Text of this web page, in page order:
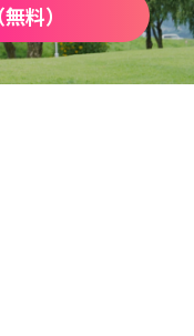
料）